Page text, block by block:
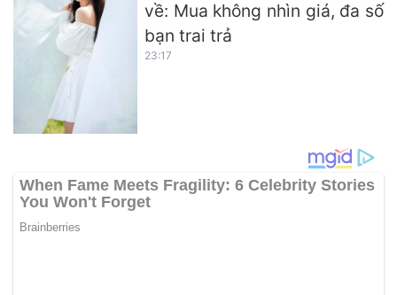
về: Mua không nhìn giá, đa số
bạn trai trả
23:17